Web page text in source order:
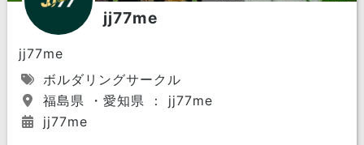
jj77me
jj77me
ボルダリングサークル
福島県 ・愛知県 ： jj77me
jj77me